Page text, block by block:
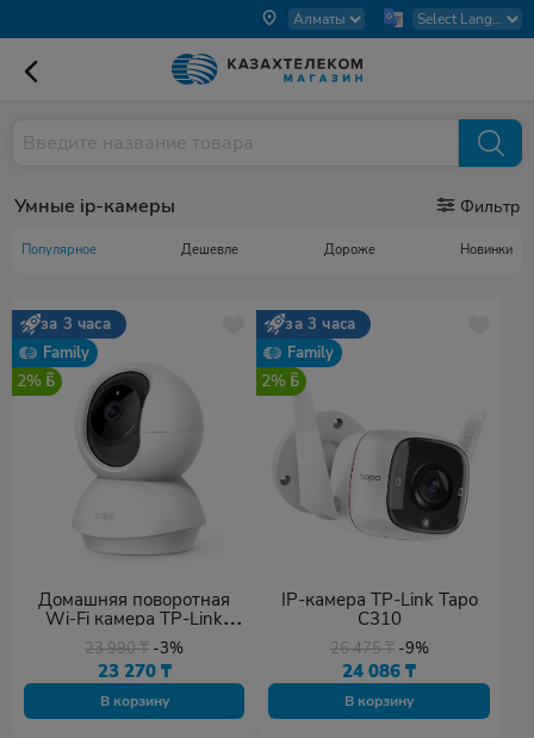
Умные ip-камеры Фильтр
Популярное Дешевле Дороже Новинки
за 3 часа
Family
2%
Домашняя поворотная
Wi‑Fi камера TP-Link
Tapo C200
23 990₸ -3%
23 270 ₸
В корзину
за 3 часа
Family
2%
IP-камера TP-Link Tapo
C310
26 475₸ -9%
24 086₸
В корзину